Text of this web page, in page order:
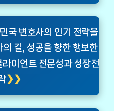
변호사의 인기 전략을
길, 성공을 향한 행보한
이언트 전문성과 성장전